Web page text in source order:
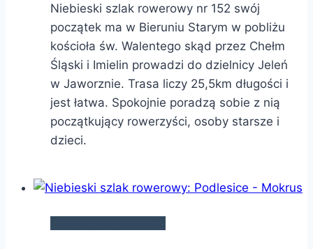
Niebieski szlak rowerowy nr 152 swój
początek ma w Bieruniu Starym w pobliżu
kościoła św. Walentego skąd przez Chełm
Śląski i Imielin prowadzi do dzielnicy Jeleń
w Jaworznie. Trasa liczy 25,5km długości i
jest łatwa. Spokojnie poradzą sobie z nią
początkujący rowerzyści, osoby starsze i
dzieci.